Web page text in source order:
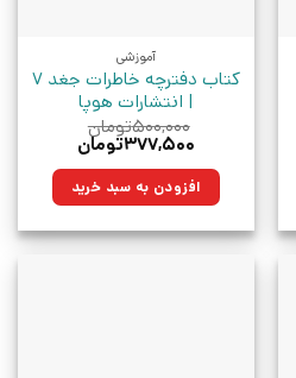
آموزشی
کتاب دفترچه خاطرات جغد 7
| انتشارات هوپا
۵۰۰,۰۰۰تومان
قیمت
۵۰۰,۰۰۰تومان
بود.
۳۷۷,۵۰۰تومان
۳۷۷,۵۰۰تومان.افزودن به سبد خرید